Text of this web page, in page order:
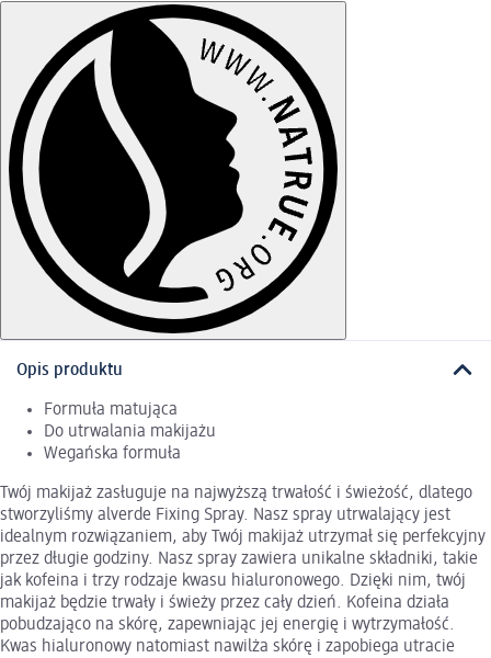
Opis produktu
Formuła matująca
Do utrwalania makijażu
Wegańska formuła
Twój makijaż zasługuje na najwyższą trwałość i świeżość, dlatego
stworzyliśmy alverde Fixing Spray. Nasz spray utrwalający jest
idealnym rozwiązaniem, aby Twój makijaż utrzymał się perfekcyjny
przez długie godziny. Nasz spray zawiera unikalne składniki, takie
jak kofeina i trzy rodzaje kwasu hialuronowego. Dzięki nim, twój
makijaż będzie trwały i świeży przez cały dzień. Kofeina działa
pobudzająco na skórę, zapewniając jej energię i wytrzymałość.
Kwas hialuronowy natomiast nawilża skórę i zapobiega utracie